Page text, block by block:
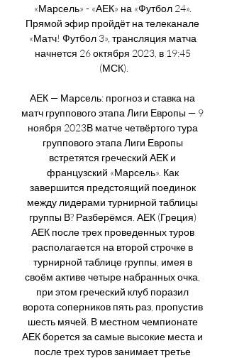
«Марсель» - «АЕК» на «Футбол 24».
Прямой эфир пройдёт на телеканале
«Матч! Футбол 3», трансляция матча
начнется 26 октября 2023, в 19:45
(МСК).
АЕК — Марсель: прогноз и ставка на
матч группового этапа Лиги Европы — 9
ноября 2023В матче четвёртого тура
группового этапа Лиги Европы
встретятся греческий АЕК и
французский «Марсель». Как
завершится предстоящий поединок
между лидерами турнирной таблицы
группы В? Разберёмся. АЕК (Греция)
АЕК после трех проведенных туров
располагается на второй строчке в
турнирной таблице группы, имея в
своём активе четыре набранных очка,
при этом греческий клуб поразил
ворота соперников пять раз, пропустив
шесть мячей. В местном чемпионате
АЕК борется за самые высокие места и
после трех туров занимает третье